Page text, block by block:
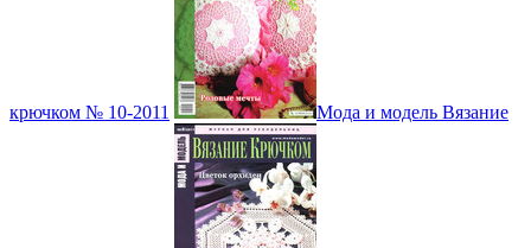
крючком № 10-2011 Мода и модель Вязание